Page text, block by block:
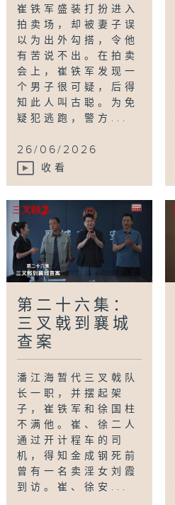
崔铁军盛装打扮进入
拍卖场，却被妻子误
以为出外勾搭，令他
有苦说不出。在拍卖
会上，崔铁军发现一
个男子很可疑，后得
知此人叫古聪。为免
疑犯逃跑，警方...
26/06/2026
收看
第二十六集：
三叉戟到襄城
查案
潘江海暂代三叉戟队
长一职，并摆起架
子，崔铁军和徐国柱
不满他。崔、徐二人
通过开计程车的司
机，得知金成钢死前
曾有一名卖淫女刘霞
到访。崔、徐安...